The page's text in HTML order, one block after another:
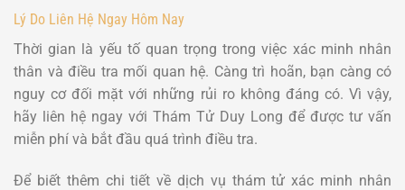
Lý Do Liên Hệ Ngay Hôm Nay
Thời gian là yếu tố quan trọng trong việc xác minh nhân
thân và điều tra mối quan hệ. Càng trì hoãn, bạn càng có
nguy cơ đối mặt với những rủi ro không đáng có. Vì vậy,
hãy liên hệ ngay với Thám Tử Duy Long để được tư vấn
miễn phí và bắt đầu quá trình điều tra.
Để biết thêm chi tiết về dịch vụ thám tử xác minh nhân